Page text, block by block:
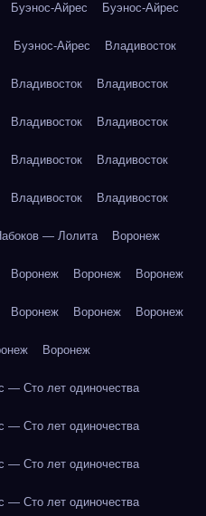
Буэнос-Айрес Буэнос-Айрес
Буэнос-Айрес Владивосток
Владивосток Владивосток
Владивосток Владивосток
Владивосток Владивосток
Владивосток Владивосток
— Лолита Воронеж
Воронеж Воронеж Воронеж
Воронеж Воронеж Воронеж
Воронеж
— Сто лет одиночества
— Сто лет одиночества
— Сто лет одиночества
— Сто лет одиночества